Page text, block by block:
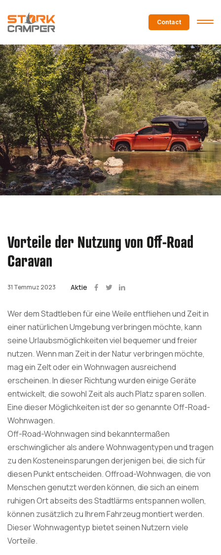
Contact
Vorteile der Nutzung von Off-Road
Caravan
31 Temmuz 2023 Aktie
Wer dem Stadtleben für eine Weile entfliehen und Zeit in
einer natürlichen Umgebung verbringen möchte, kann
seine Urlaubsmöglichkeiten viel bequemer und freier
nutzen. Wenn man Zeit in der Natur verbringen möchte,
mag ein Zelt oder ein Wohnwagen ausreichend
erscheinen. In dieser Richtung wurden einige Geräte
entwickelt, die sowohl Zeit als auch Platz sparen sollen.
Eine dieser Möglichkeiten ist der so genannte Off-Road-
Wohnwagen.
Off-Road-Wohnwagen sind bekanntermaßen
erschwinglicher als andere Wohnwagentypen und tragen
zu den Kosteneinsparungen derjenigen bei, die sich für
diesen Punkt entscheiden. Offroad-Wohnwagen, die von
Menschen genutzt werden können, die sich an einem
ruhigen Ort abseits des Stadtlärms entspannen wollen,
können zusätzlich zu Ihrem Fahrzeug montiert werden.
Dieser Wohnwagentyp bietet seinen Nutzern viele
Vorteile.